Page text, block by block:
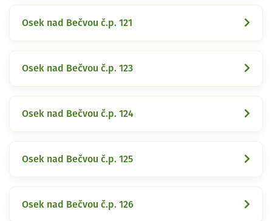
Osek nad Bečvou č.p. 121
Osek nad Bečvou č.p. 123
Osek nad Bečvou č.p. 124
Osek nad Bečvou č.p. 125
Osek nad Bečvou č.p. 126